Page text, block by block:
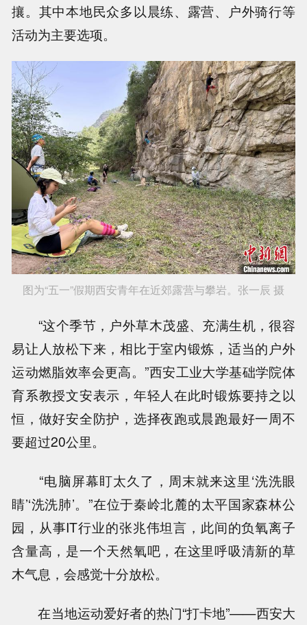
攘。其中本地民众多以晨练、露营、户外骑行等
活动为主要选项。
图为“五一”假期西安青年在近郊露营与攀岩。张一辰 摄
“这个季节，户外草木茂盛、充满生机，很容
易让人放松下来，相比于室内锻炼，适当的户外
运动燃脂效率会更高。”西安工业大学基础学院体
育系教授文安表示，年轻人在此时锻炼要持之以
恒，做好安全防护，选择夜跑或晨跑最好一周不
要超过20公里。
“电脑屏幕盯太久了，周末就来这里‘洗洗眼
睛’‘洗洗肺’。”在位于秦岭北麓的太平国家森林公
园，从事IT行业的张兆伟坦言，此间的负氧离子
含量高，是一个天然氧吧，在这里呼吸清新的草
木气息，会感觉十分放松。
在当地运动爱好者的热门“打卡地”——西安大